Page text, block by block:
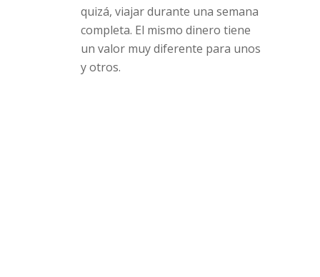
quizá, viajar durante una semana
completa. El mismo dinero tiene
un valor muy diferente para unos
y otros.